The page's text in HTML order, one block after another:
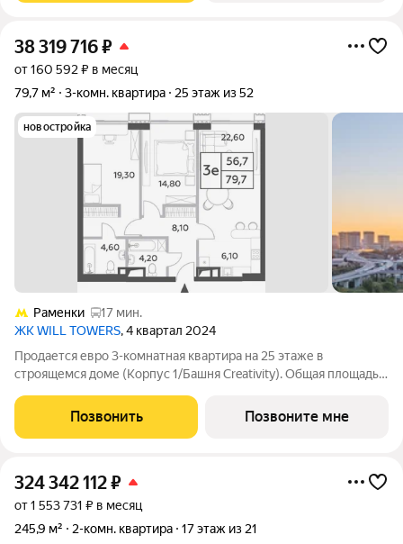
38 319 716₽
от 160 592 ₽ в месяц
79,7 м²
3-комн. квартира 25 этаж из 52
новостройка
Раменки
17 мин.
ЖК WILL TOWERS, 4 квартал 2024
Продается евро 3-комнатная квартира на 25 этаже в
строящемся доме (Корпус 1/Башня Creativity). Общая площадь
премиальные окна Schuco с панорамным остеклением с
функцией проветривания,
Позвонить Позвоните мне
324 342 112₽
от 1 553 731 ₽ в месяц
245,9 м²
2-комн. квартира 17 этаж из 21